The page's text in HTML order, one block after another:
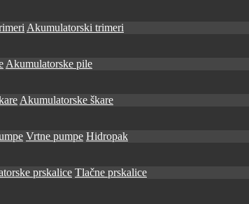
Akumulatorski trimeri
Akumulatorske pile
Akumulatorske škare
Vrtne pumpe Hidropak
prskalice Tlačne prskalice